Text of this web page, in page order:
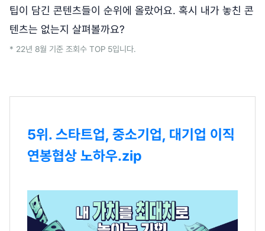
팁이 담긴 콘텐츠들이 순위에 올랐어요. 혹시 내가 놓친 콘
텐츠는 없는지 살펴볼까요?
* 22년 8월 기준 조회수 TOP 5입니다.
5위. 스타트업, 중소기업, 대기업 이직
연봉협상 노하우.zip